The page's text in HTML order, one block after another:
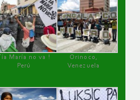
Tía María no va !
Perú
Orinoco,
Venezuela